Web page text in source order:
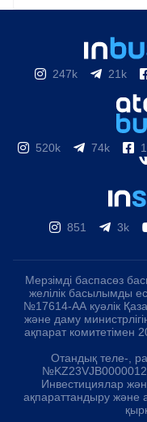
247k 21k
520k 74k
851 3k
Мерзімді баспасөз
желілік басылымды
№17614-АА куәлік
және даму
ақпарат комитетімен
Отандық теле-,
Инвестициялар
ақпараттандыру және